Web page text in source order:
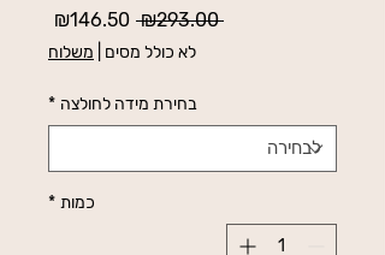
₪293.00
מחיר
₪146.50
לא כולל מסים משלוח
בחירת מידה לחולצה *
כמות *